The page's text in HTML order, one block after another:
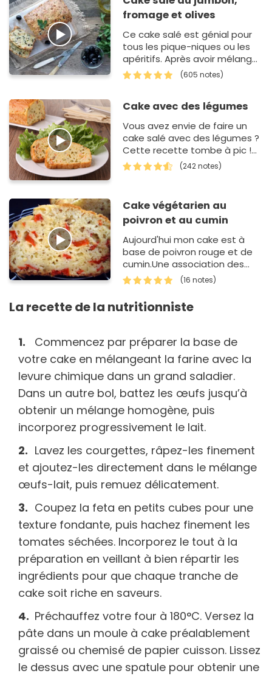
fromage et olives
Ce cake salé est génial pour
tous les pique-niques ou les
apéritifs. Après avoir mélangé
les ingrédients dans l'ord…
(605 notes)
Cake avec des légumes
Vous avez envie de faire un
cake salé avec des légumes ?
Cette recette tombe à pic !
En termes de garniture, tout
ce dont vous avez besoin, c'e…
(242 notes)
Cake végétarien au
poivron et au cumin
Aujourd'hui mon cake est à
base de poivron rouge et de
cumin.Une association des
plus irrésistibles.Vous pouvez
remplacer le poivron rouge par
du poivron jaune.
(16 notes)
La recette de la nutritionniste
Commencez par préparer la base de
votre cake en mélangeant la farine avec la
levure chimique dans un grand saladier.
Dans un autre bol, battez les œufs jusqu’à
obtenir un mélange homogène, puis
incorporez progressivement le lait.
Lavez les courgettes, râpez-les finement
et ajoutez-les directement dans le mélange
œufs-lait, puis remuez délicatement.
Coupez la feta en petits cubes pour une
texture fondante, puis hachez finement les
tomates séchées. Incorporez le tout à la
préparation en veillant à bien répartir les
ingrédients pour que chaque tranche de
cake soit riche en saveurs.
Préchauffez votre four à 180°C. Versez la
pâte dans un moule à cake préalablement
graissé ou chemisé de papier cuisson. Lissez
le dessus avec une spatule pour obtenir une